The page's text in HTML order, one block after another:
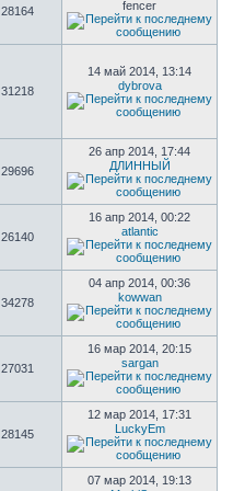
28164
fencer
31218
14 май 2014, 13:14
dybrova
29696
26 апр 2014, 17:44
ДЛИННЫЙ
26140
16 апр 2014, 00:22
atlantic
34278
04 апр 2014, 00:36
kowwan
27031
16 мар 2014, 20:15
sargan
28145
12 мар 2014, 17:31
LuckyEm
07 мар 2014, 19:13